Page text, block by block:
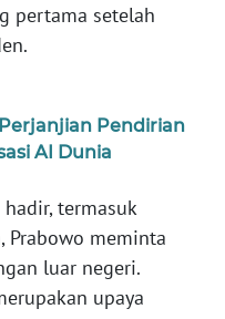
pertama setelah
Pendirian
AI Dunia
termasuk
Prabowo meminta
luar negeri.
upaya